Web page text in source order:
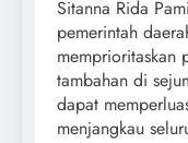
Sitanna Rida
pemerintah
memprioritaskan
tambahan di
dapat
menjangkau